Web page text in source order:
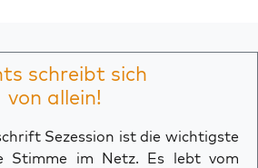
schreibt sich
von allein!
Sezession ist die wichtigste
Stimme im Netz. Es lebt vom